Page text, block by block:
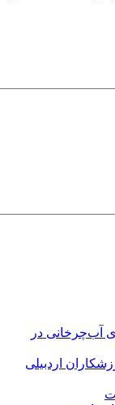
آب‌چرخانی در
برای ورزشکاران اردبیلی